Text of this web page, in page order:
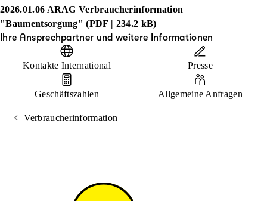
2026.01.06 ARAG Verbraucherinformation
"Baumentsorgung" (PDF | 234.2 kB)
Ihre Ansprechpartner und weitere Informationen
Kontakte International Presse
Geschäftszahlen Allgemeine Anfragen
Verbraucherinformation